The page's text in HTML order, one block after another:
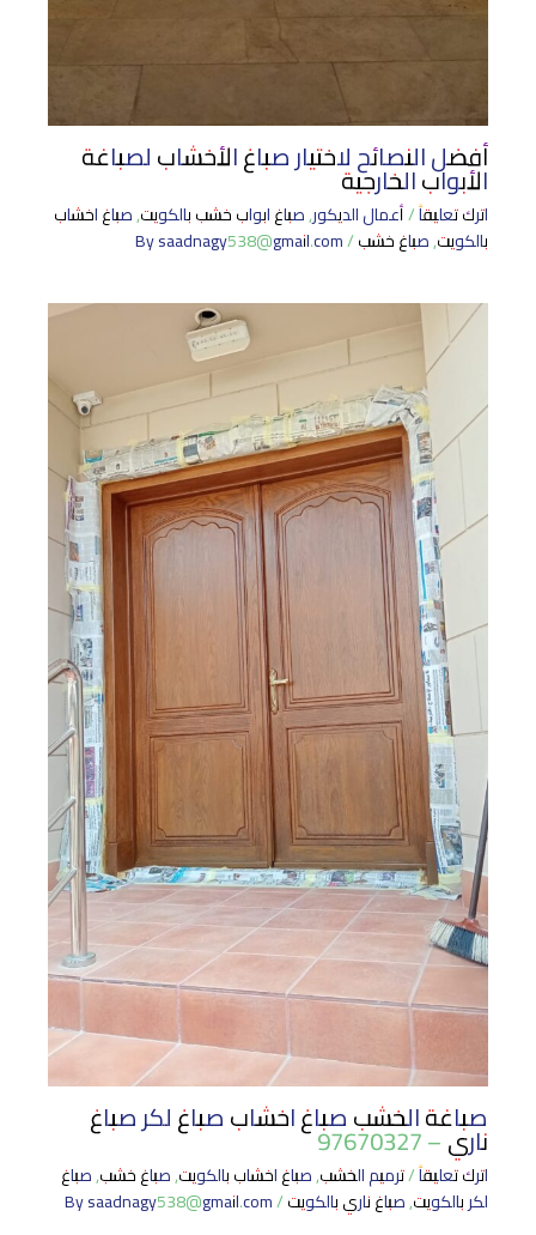
أفضل النصائح لاختيار صباغ الأخشاب لصباغة
الأبواب الخارجية
اترك تعليقاً/أعمال الديكور,صباغ ابواب خشب بالكويت,صباغ اخشاب
بالكويت,صباغ خشب/ By
saadnagy538@gmail.com
صباغة الخشب صباغ اخشاب صباغ لكر صباغ
ناري – 97670327
اترك تعليقاً/ترميم الخشب,صباغ اخشاب بالكويت,صباغ خشب,صباغ
لكر بالكويت,صباغ ناري بالكويت/ By
saadnagy538@gmail.com